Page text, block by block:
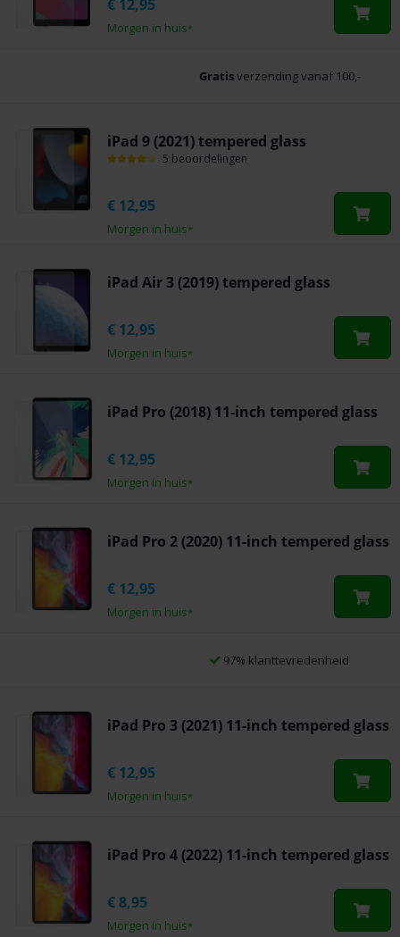
Morgen in huis*
€ 12,95
iPad 9 (2021) tempered glass
5 beoordelingen
Morgen in huis*
€ 12,95
iPad Air 3 (2019) tempered glass
Morgen in huis*
€ 12,95
verzending vanaf 100,-
iPad Pro (2018) 11-inch tempered glass
Morgen in huis*
€ 12,95
iPad Pro 2 (2020) 11-inch tempered glass
Morgen in huis*
€ 12,95
iPad Pro 3 (2021) 11-inch tempered glass
Morgen in huis*
€ 12,95
97% klanttevredenheid
iPad Pro 4 (2022) 11-inch tempered glass
Morgen in huis*
€8,95